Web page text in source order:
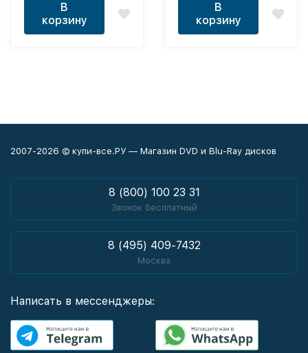
В
корзину
В
корзину
2007-2026 © купи-все.РУ — Магазин DVD и Blu-Ray дисков
8 (800) 100 23 31
Звонок бесплатный
8 (495) 409-7432
Москва
Написать в мессенджеры: